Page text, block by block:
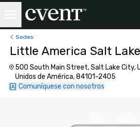
Sedes
Little America Salt
500 South Main Street, Salt Lake City,
Unidos de América, 84101-2405
Comuníquese con nosotros